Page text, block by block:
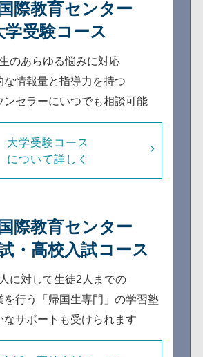
際教育センター
学受験コース
のあらゆる悩みに対応
な情報量と指導力を持つ
ンセラーにいつでも相談可能
大学受験コース
について詳しく
際教育センター
・高校入試コース
に対して生徒2人までの
を行う「帰国生専門」の学習塾
なサポートも受けられます